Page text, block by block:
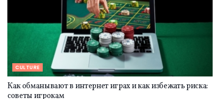
CULTURE
Как обманывают в интернет играх и как избежать риска:
советы игрокам